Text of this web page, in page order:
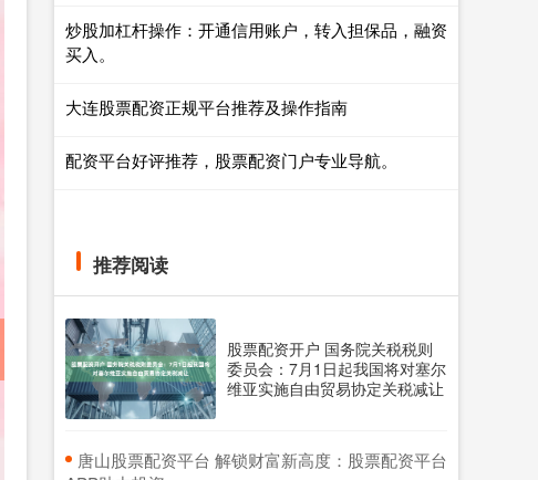
炒股加杠杆操作：开通信用账户，转入担保品，融资
买入。
大连股票配资正规平台推荐及操作指南
配资平台好评推荐，股票配资门户专业导航。
推荐阅读
股票配资开户 国务院关税税则
委员会：7月1日起我国将对塞尔
维亚实施自由贸易协定关税减让
​唐山股票配资平台 解锁财富新高度：股票配资平台